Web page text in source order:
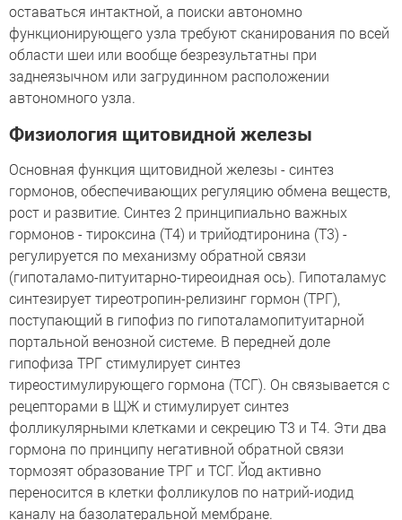
оставаться интактной, а поиски автономно
функционирующего узла требуют сканирования по всей
области шеи или вообще безрезультатны при
заднеязычном или загрудинном расположении
автономного узла.
Физиология щитовидной железы
Основная функция щитовидной железы - синтез
гормонов, обеспечивающих регуляцию обмена веществ,
рост и развитие. Синтез 2 принципиально важных
гормонов - тироксина (Т4) и трийодтиронина (Т3) -
регулируется по механизму обратной связи
(гипоталамо-питуитарно-тиреоидная ось). Гипоталамус
синтезирует тиреотропин-релизинг гормон (ТРГ),
поступающий в гипофиз по гипоталамопитуитарной
портальной венозной системе. В передней доле
гипофиза ТРГ стимулирует синтез
тиреостимулирующего гормона (ТСГ). Он связывается с
рецепторами в ЩЖ и стимулирует синтез
фолликулярными клетками и секрецию Т3 и Т4. Эти два
гормона по принципу негативной обратной связи
тормозят образование ТРГ и ТСГ. Йод активно
переносится в клетки фолликулов по натрий-иодид
каналу на базолатеральной мембране.